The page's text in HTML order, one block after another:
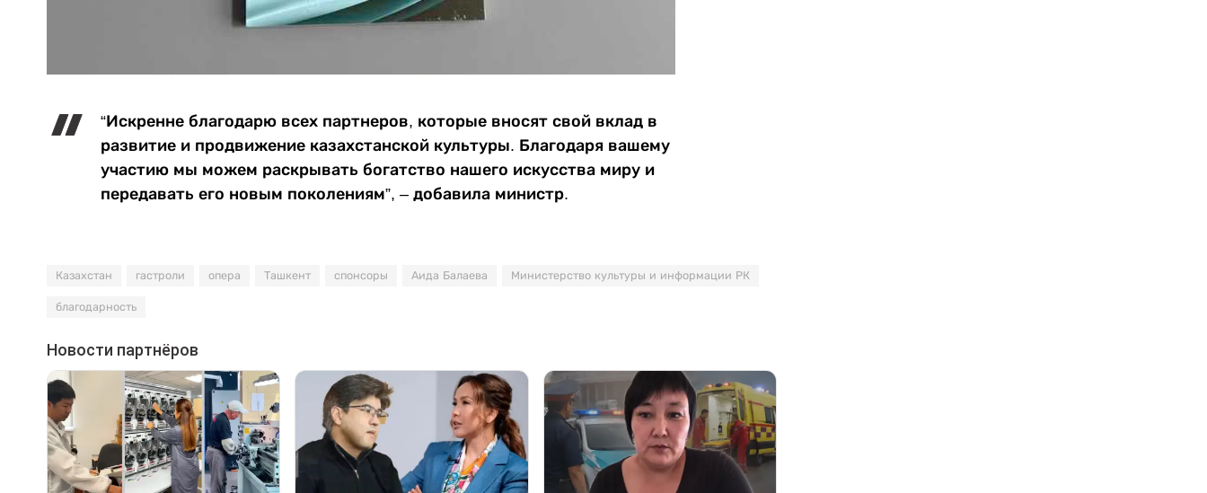
“Искренне благодарю всех партнеров, которые вносят свой вклад в
развитие и продвижение казахстанской культуры. Благодаря вашему
участию мы можем раскрывать богатство нашего искусства миру и
передавать его новым поколениям”, – добавила министр.
Казахстан гастроли опера Ташкент спонсоры Аида Балаева Министерство культуры и информации РК
благодарность